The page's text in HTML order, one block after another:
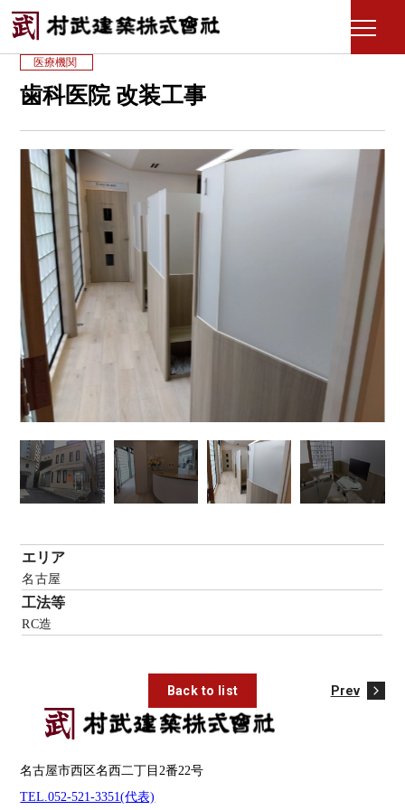
ー
開
く
医療機関
歯科医院 改装工事
エリア
名古屋
工法等
RC造
Back to list Prev
名古屋市西区名西二丁目2番22号
TEL.052-521-3351(代表)